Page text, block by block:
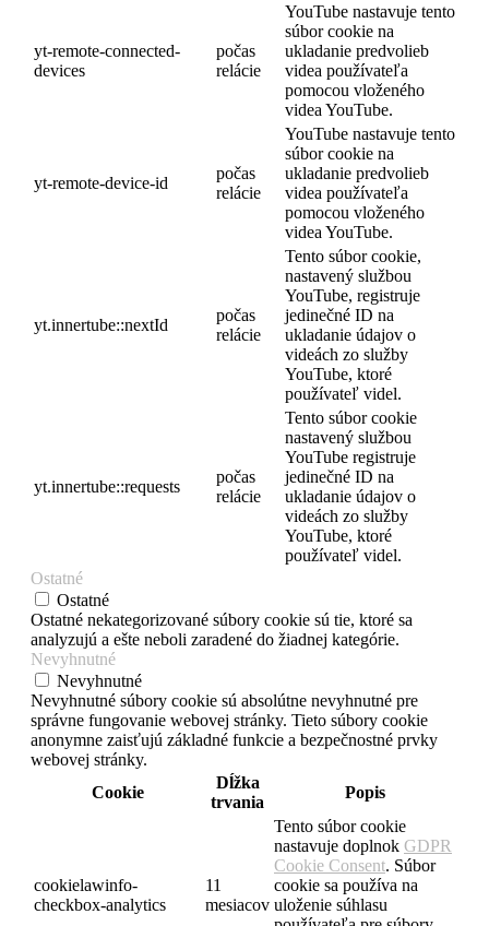
yt-remote-connected-
devices
počas
relácie
YouTube nastavuje tento
súbor cookie na
ukladanie predvolieb
videa používateľa
pomocou vloženého
videa YouTube.
yt-remote-device-id
počas
relácie
YouTube nastavuje tento
súbor cookie na
ukladanie predvolieb
videa používateľa
pomocou vloženého
videa YouTube.
yt.innertube::nextId
počas
relácie
Tento súbor cookie,
nastavený službou
YouTube, registruje
jedinečné ID na
ukladanie údajov o
videách zo služby
YouTube, ktoré
používateľ videl.
yt.innertube::requests
počas
relácie
Tento súbor cookie
nastavený službou
YouTube registruje
jedinečné ID na
ukladanie údajov o
videách zo služby
YouTube, ktoré
používateľ videl.
Ostatné
Ostatné
Ostatné nekategorizované súbory cookie sú tie, ktoré sa
analyzujú a ešte neboli zaradené do žiadnej kategórie.
Nevyhnutné
Nevyhnutné
Nevyhnutné súbory cookie sú absolútne nevyhnutné pre
správne fungovanie webovej stránky. Tieto súbory cookie
anonymne zaisťujú základné funkcie a bezpečnostné prvky
webovej stránky.
Cookie
Dĺžka
trvania
Popis
cookielawinfo-
checkbox-analytics
11
mesiacov
Tento súbor cookie
nastavuje doplnok GDPR
Cookie Consent. Súbor
cookie sa používa na
uloženie súhlasu